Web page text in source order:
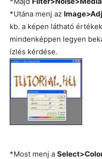
*Utána menj az
kb. a képen látható
mindenképpen legyen
ízlés kérdése.
*Most menj a